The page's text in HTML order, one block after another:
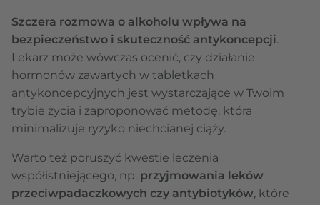
Szczera rozmowa o alkoholu wpływa na
bezpieczeństwo i skuteczność antykoncepcji.
Lekarz może wówczas ocenić, czy działanie
hormonów zawartych w tabletkach
antykoncepcyjnych jest wystarczające w Twoim
trybie życia i zaproponować metodę, która
minimalizuje ryzyko niechcianej ciąży.
Warto też poruszyć kwestie leczenia
współistniejącego, np. przyjmowania leków
przeciwpadaczkowych czy antybiotyków, które